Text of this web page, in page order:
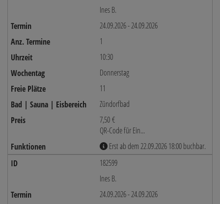
Ines B.
24.09.2026 - 24.09.2026
1
10:30
Donnerstag
11
Zündorfbad
7,50 €
QR-Code für Ein...
Erst ab dem 22.09.2026 18:00 buchbar.
182599
Ines B.
24.09.2026 - 24.09.2026